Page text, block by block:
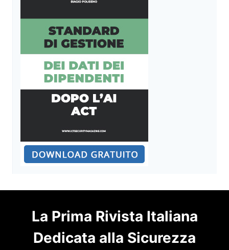
La Prima Rivista Italiana
Dedicata alla Sicurezza